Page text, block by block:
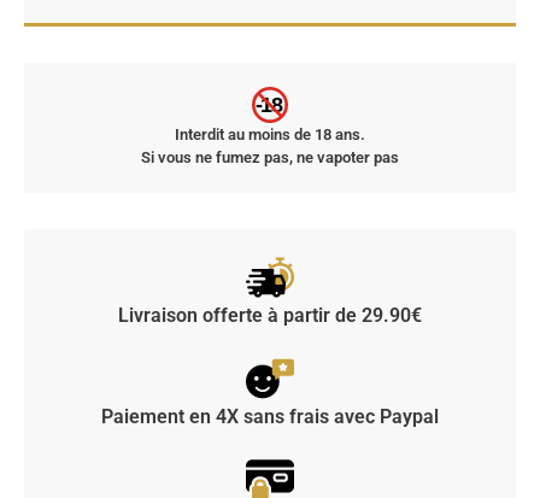
-18
Interdit au moins de 18 ans.
Si vous ne fumez pas, ne vapoter pas
Livraison offerte à partir de 29.90€
Paiement en 4X sans frais avec Paypal